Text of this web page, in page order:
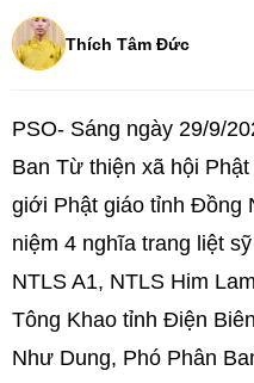
Thích Tâm Đức
PSO- Sáng ngày 29/9/
Ban Từ thiện xã hội
giới Phật giáo tỉnh Đồng
niệm 4 nghĩa trang liệt
NTLS A1, NTLS Him
Tông Khao tỉnh Điện
Như Dung, Phó Phân